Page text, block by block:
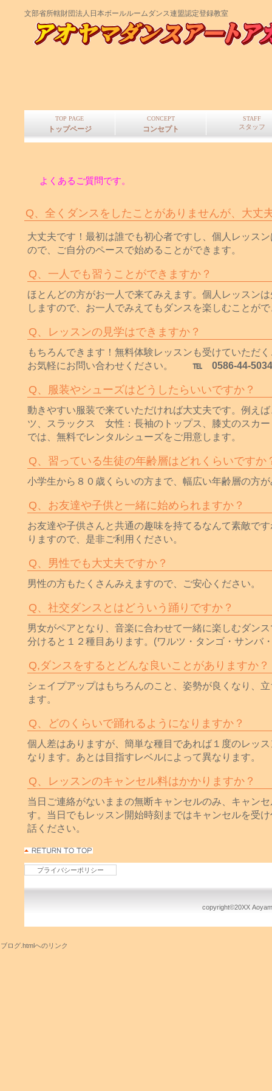
文部省所轄財団法人日本ボールルームダンス連盟認定登録教室
よくあるご質問です。
Q、全くダンスをしたことがありませんが、大丈
大丈夫です！最初は誰でも初心者ですし、個人レッス
ので、ご自分のペースで始めることができます。
Q、一人でも習うことができますか？
ほとんどの方がお一人で来てみえます。個人レッスン
しますので、お一人でみえてもダンスを楽しむことが
Q、レッスンの見学はできますか？
もちろんできます！無料体験レッスンも受けていただ
お気軽にお問い合わせください。 ℡ 0586-44-5034
Q、服装やシューズはどうしたらいいですか？
動きやすい服装で来ていただければ大丈夫です。例え
ツ、スラックス 女性：長袖のトップス、膝丈のスカ
では、無料でレンタルシューズをご用意します。
Q、習っている生徒の年齢層はどれくらいですか
小学生から８０歳くらいの方まで、幅広い年齢層の方
Q、お友達や子供と一緒に始められますか？
お友達や子供さんと共通の趣味を持てるなんて素敵で
りますので、是非ご利用ください。
Q、男性でも大丈夫ですか？
男性の方もたくさんみえますので、ご安心ください。
Q、社交ダンスとはどういう踊りですか？
男女がペアとなり、音楽に合わせて一緒に楽しむダン
分けると１２種目あります。(ワルツ・タンゴ・サンバ
Q,ダンスをするとどんな良いことがありますか？
シェイプアップはもちろんのこと、姿勢が良くなり、
ます。
Q、どのくらいで踊れるようになりますか？
個人差はありますが、簡単な種目であれば１度のレッ
なります。あとは目指すレベルによって異なります。
Q、レッスンのキャンセル料はかかりますか？
当日ご連絡がないままの無断キャンセルのみ、キャン
す。当日でもレッスン開始時刻まではキャンセルを受
話ください。
TOP PAGE
トップページ
CONCEPT
コンセプト
STAFF
スタッフ
スタッフ
copyright©20XX
プライバシーポリシー
ブログ.htmlへのリンク